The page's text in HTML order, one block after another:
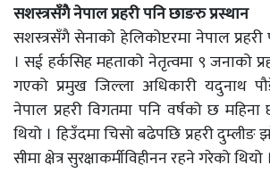
सशस्त्रसँगै नेपाल प्रहरी पनि छाङरु प्रस्थान
सशस्त्रसँगै सेनाको हेलिकोप्टरमा नेपाल
। सई हर्कसिह महताको नेतृत्वमा ९ जनाको
गएको प्रमुख जिल्ला अधिकारी यदुनाथ
नेपाल प्रहरी विगतमा पनि वर्षको छ
थियो । हिउँदमा चिसो बढेपछि प्रहरी
सीमा क्षेत्र सुरक्षाकर्मीविहीनन रहने गरेको थियो ।